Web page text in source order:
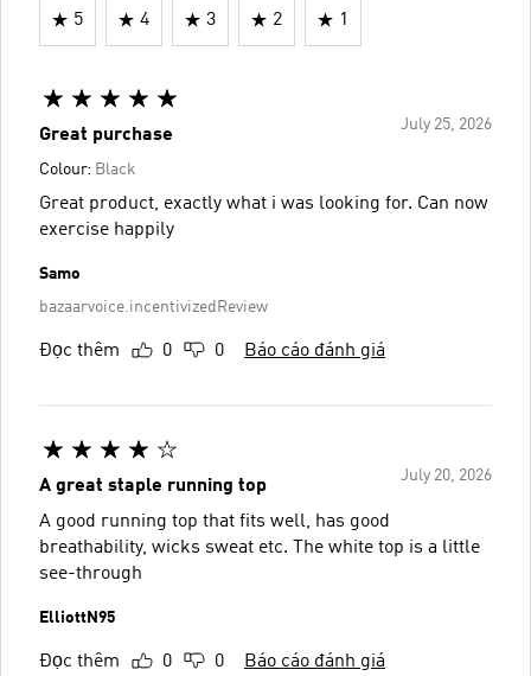
5 4 3 2 1
July 25, 2026
Great purchase
Colour: Black
Great product, exactly what i was looking for. Can now
exercise happily
Samo
bazaarvoice.incentivizedReview
Đọc thêm 0 0 Báo cáo đánh giá
July 20, 2026
A great staple running top
A good running top that fits well, has good
breathability, wicks sweat etc. The white top is a little
see-through
ElliottN95
Đọc thêm 0 0 Báo cáo đánh giá